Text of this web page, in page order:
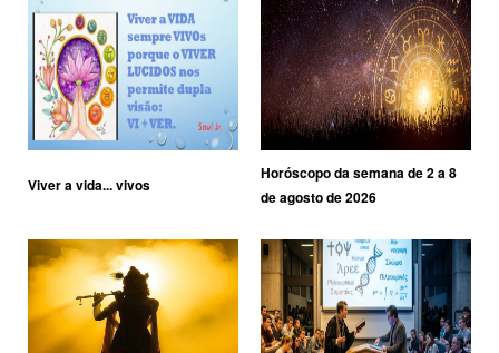
Viver a vida... vivos
Horóscopo da semana de 2 a 8
de agosto de 2026